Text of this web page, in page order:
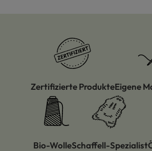
Zertifizierte ProdukteEigene
Bio-WolleSchaffell-Spezialist